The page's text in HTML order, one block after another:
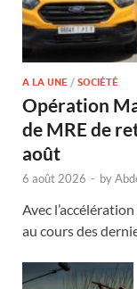
A LA UNE / SOCIÉTÉ
Opération
de MRE de
août
6 août 2026 - by
Avec
au cours des